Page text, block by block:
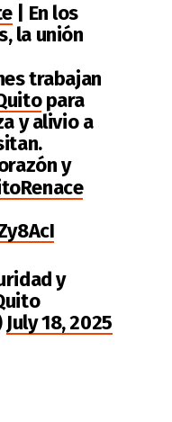
| En los
la unión
trabajan
para
y alivio a
y
y
July 18, 2025